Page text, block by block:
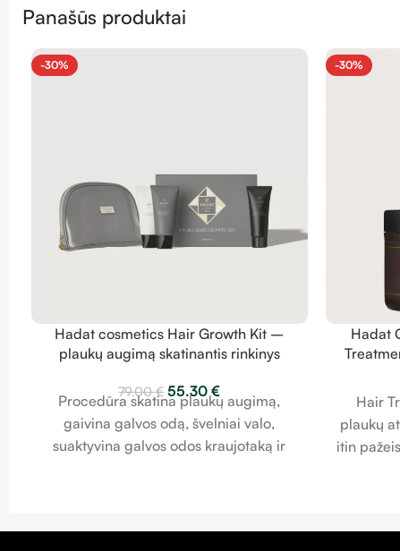
Panašūs produktai
-30%
Hadat cosmetics Hair Growth Kit –
plaukų augimą skatinantis rinkinys
79.00€ 55.30€
Procedūra skatina plaukų augimą,
gaivina galvos odą, švelniai valo,
suaktyvina galvos odos kraujotaką ir
plaukus ir galvos odą, maitina ir sulaiko
-30%
Hadat
Hair
plaukų
itin